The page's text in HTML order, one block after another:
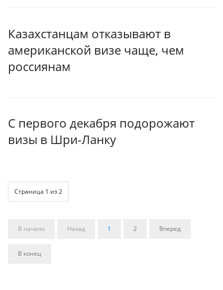
Казахстанцам отказывают в
американской визе чаще, чем
россиянам
С первого декабря подорожают
визы в Шри-Ланку
Страница 1 из 2
В начало Назад 1 2 Вперед
В конец